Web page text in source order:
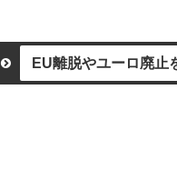
EU離脱やユーロ廃止